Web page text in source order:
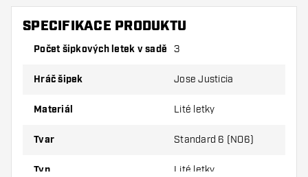
Dartshopper tip!
Ujistěte se, že máte po ruce dostatek letky a
nebo zlomit.
letky, abyste zjistili, která varianta vám
SPECIFIKACE PRODUKTU
Počet šipkových letek v sadě 3
Hráč šipek Jose Justicia
Materiál Lité letky
Tvar Standard 6 (NO6)
Typ Lité letky